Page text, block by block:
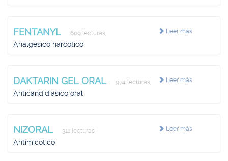
Leer más
FENTANYL 609 lecturas
Analgésico narcótico
Leer más
DAKTARIN GEL ORAL 974 lecturas
Anticandidiásico oral
Leer más
NIZORAL 311 lecturas
Antimicótico